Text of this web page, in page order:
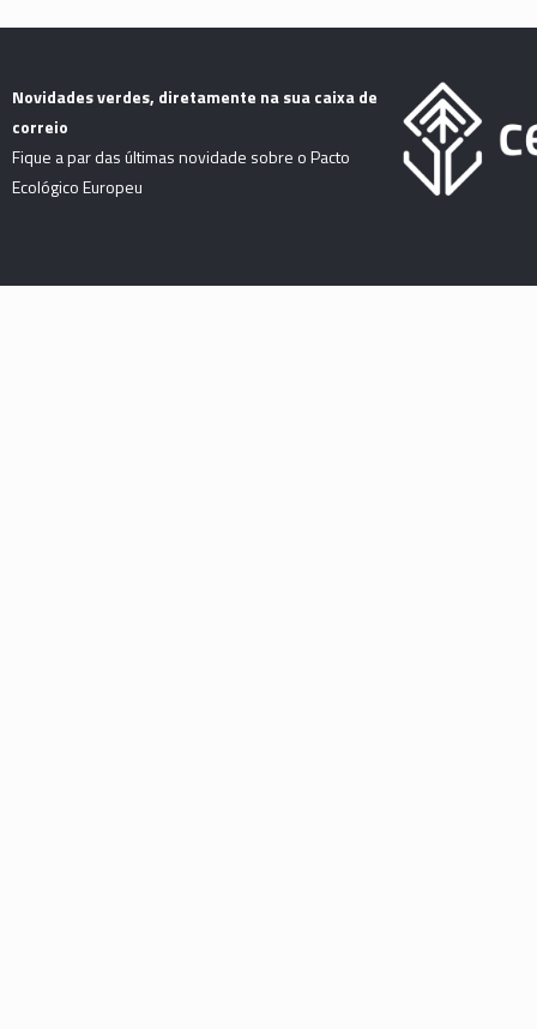
Novidades verdes, diretamente na sua caixa de
correio
Fique a par das últimas novidade sobre o Pacto
Ecológico Europeu